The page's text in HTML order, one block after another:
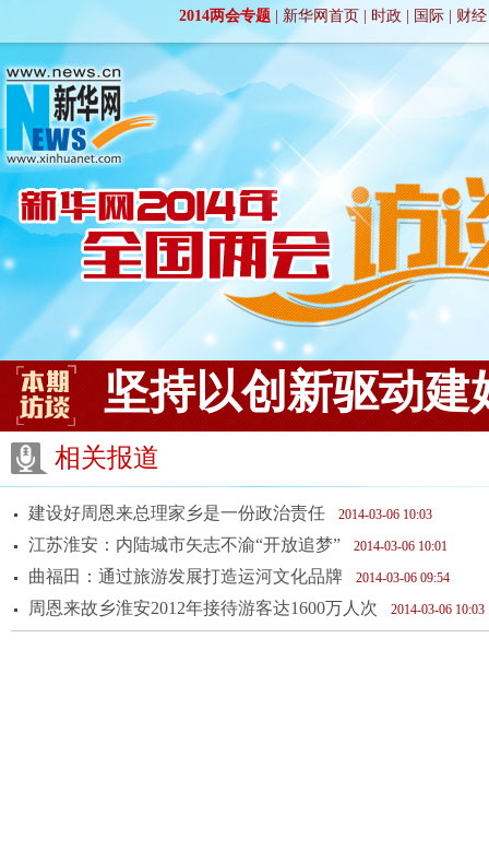
2014两会专题 新华网首页 时政 国际 财经
坚持以创新驱动建
相关报道
建设好周恩来总理家乡是一份政治责任 2014-03-06 10:03
江苏淮安：内陆城市矢志不渝“开放追梦” 2014-03-06 10:01
曲福田：通过旅游发展打造运河文化品牌 2014-03-06 09:54
周恩来故乡淮安2012年接待游客达1600万人次 2014-03-06 10:03